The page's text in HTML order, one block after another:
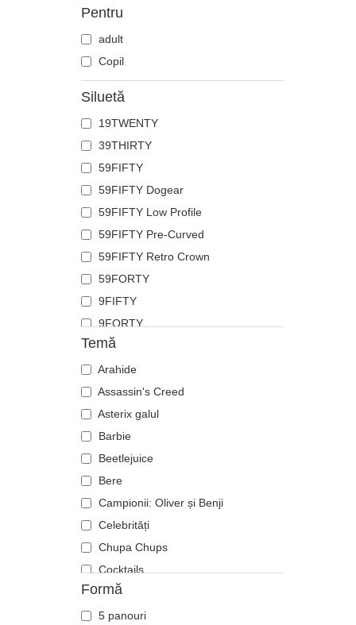
Ciobănesc german
Cocoș
Coiot
Corb
Crab
Craniu
Crocodil
Delfin
Doberman
Dragon
Fenix
Flamingo
Fluture
Focă
Furnică
Ghepard
Hipopotam
Labrador retriever
Langustă
Leoaică
Leu
Libelulă
Licurici
Lup
Oaie
Panteră
Pegas
Pescăruș
Pentru
adult
Copil
Siluetă
19TWENTY
39THIRTY
59FIFTY
59FIFTY Dogear
59FIFTY Low Profile
59FIFTY Pre-Curved
59FIFTY Retro Crown
59FORTY
9FIFTY
9FORTY
9FORTY APEX
9FORTY M-Crown
9SEVENTY
9TWENTY
A Frame
Casual Classic
E Frame
Open Back
Runner
The 90s
The Ball
The Retro
The Snap
Temă
Arahide
Assassin's Creed
Asterix galul
Barbie
Beetlejuice
Bere
Campionii: Oliver și Benji
Celebrități
Chupa Chups
Cocktails
DC Comics
Disney
Formă
5 panouri